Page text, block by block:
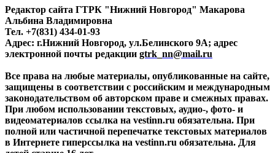
Редактор сайта ГТРК "Нижний Новгород" Макарова
Альбина Владимировна
Тел. +7(831) 434-01-93
Адрес: г.Нижний Новгород, ул.Белинского 9А; адрес
электронной почты редакции gtrk_nn@mail.ru
Все права на любые материалы, опубликованные на сайте,
защищены в соответствии с российским и международным
законодательством об авторском праве и смежных правах.
При любом использовании текстовых, аудио-, фото- и
видеоматериалов ссылка на vestinn.ru обязательна. При
полной или частичной перепечатке текстовых материалов
в Интернете гиперссылка на vestinn.ru обязательна. Для